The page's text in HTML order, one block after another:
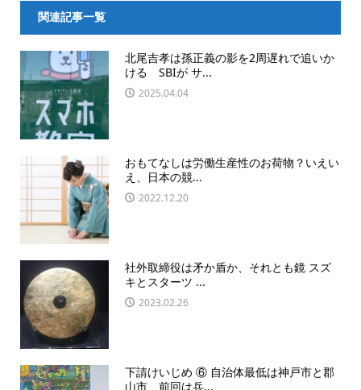
関連記事一覧
北尾吉孝は孫正義の影を2周遅れで追いか
ける SBIが サ...
2025.04.04
おもてなしは労働生産性のお荷物？いえい
え、日本の競...
2022.12.20
社外取締役は矛か盾か、それとも鏡 スズ
キとスターツ ...
2023.02.26
下請けいじめ ⑥ 自治体最低は神戸市と郡
山市、前回は兵...